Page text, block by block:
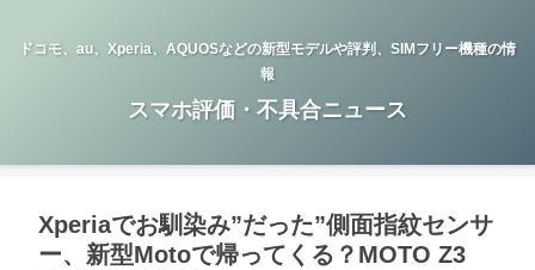
ドコモ、au、Xperia、AQUOSなどの新型モデルや評判、SIMフリー機種の情
報
スマホ評価・不具合ニュース
Xperiaでお馴染み”だった”側面指紋センサ
ー、新型Motoで帰ってくる？MOTO Z3